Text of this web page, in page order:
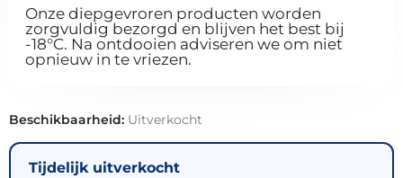
Onze diepgevroren producten worden
zorgvuldig bezorgd en blijven het best bij
-18°C. Na ontdooien adviseren we om niet
opnieuw in te vriezen.
Beschikbaarheid: Uitverkocht
Tijdelijk uitverkocht